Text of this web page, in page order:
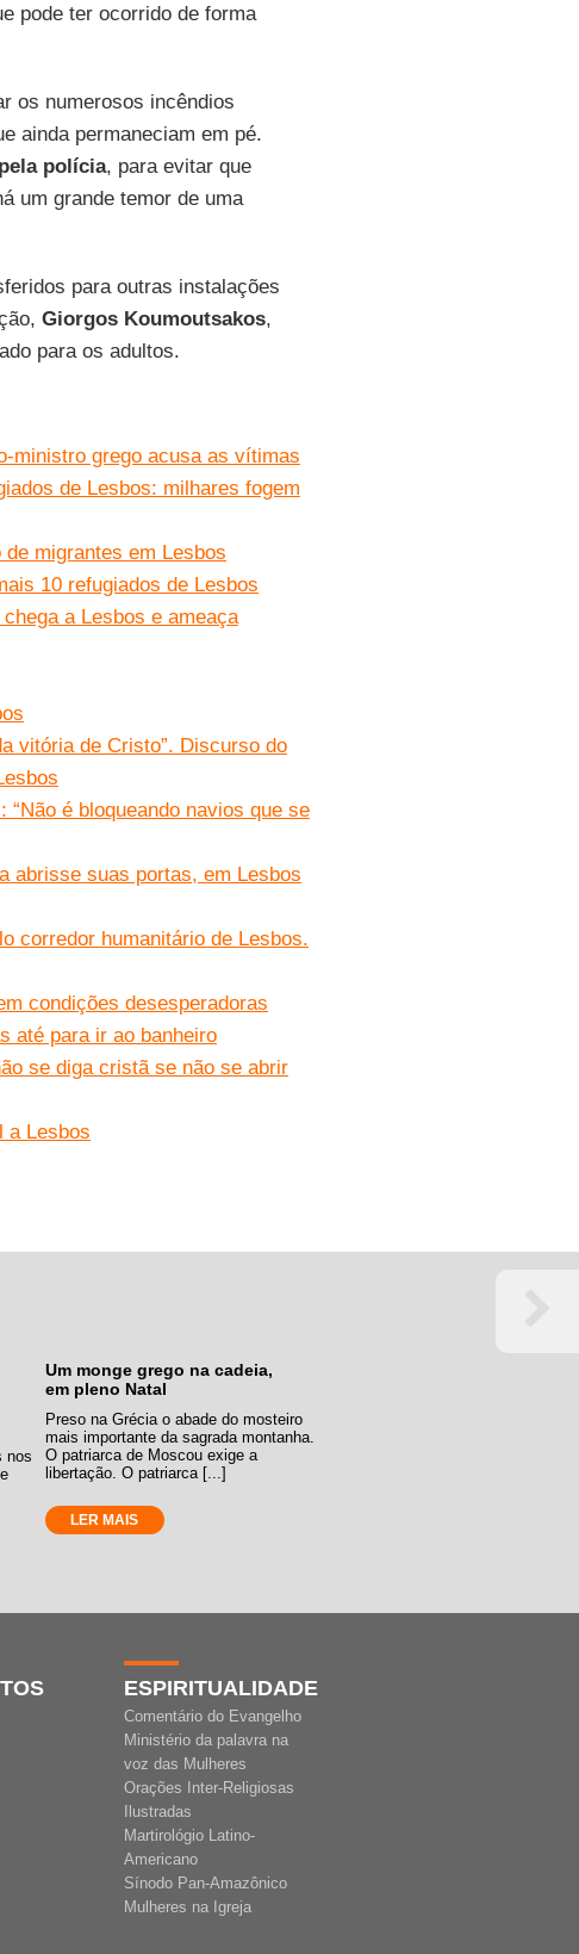
pode ter ocorrido de forma
os numerosos incêndios
ainda permaneciam em pé.
polícia, para evitar que
um grande temor de uma
para outras instalações
Giorgos Koumoutsakos,
para os adultos.
ministro grego acusa as vítimas
de Lesbos: milhares fogem
migrantes em Lesbos
10 refugiados de Lesbos
a Lesbos e ameaça
vitória de Cristo”. Discurso do
é bloqueando navios que se
abrisse suas portas, em Lesbos
corredor humanitário de Lesbos.
condições desesperadoras
até para ir ao banheiro
se diga cristã se não se abrir
a Lesbos
nos
Um monge grego na cadeia,
em pleno Natal
Preso na Grécia o abade do mosteiro
mais importante da sagrada montanha.
O patriarca de Moscou exige a
libertação. O patriarca [...]
LER MAIS
ESPIRITUALIDADE
Comentário do Evangelho
Ministério da palavra na
voz das Mulheres
Orações Inter-Religiosas
Ilustradas
Martirológio Latino-
Americano
Sínodo Pan-Amazônico
Mulheres na Igreja